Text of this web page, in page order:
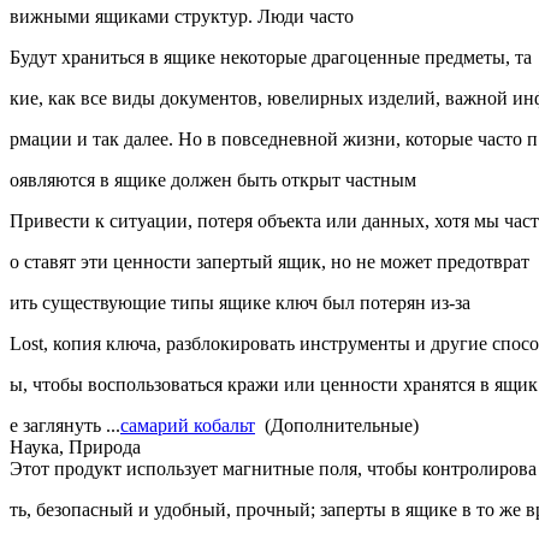
вижными ящиками структур. Люди часто
Будут храниться в ящике некоторые драгоценные предметы, та
кие, как все виды документов, ювелирных изделий, важной
рмации и так далее. Но в повседневной жизни, которые часто п
оявляются в ящике должен быть открыт частным
Привести к ситуации, потеря объекта или данных, хотя мы част
о ставят эти ценности запертый ящик, но не может предотврат
ить существующие типы ящике ключ был потерян из-за
Lost, копия ключа, разблокировать инструменты и другие
ы, чтобы воспользоваться кражи или ценности хранятся в ящик
е заглянуть ...самарий кобальт (Дополнительные)
Наука, Природа
Этот продукт использует магнитные поля, чтобы контролирова
ть, безопасный и удобный, прочный; заперты в ящике в то же